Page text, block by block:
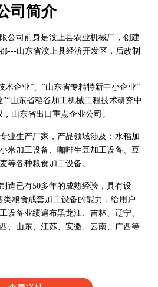
司简介
司前身是汶上县农业机械厂，创建
---山东省汶上县经济开发区，后改制
企业”、“山东省专精特新中小企业”
”“山东省稻谷加工机械工程技术研究中
山东省出口重点企业公司。
生产厂家，产品领域涉及：水稻加
米加工设备、咖啡生豆加工设备、豆
等各种粮食加工设备。
造已有50多年的成熟经验，具有设
类粮食成套加工设备的能力，给用户
设备业绩遍布黑龙江、吉林、辽宁、
、山东、江苏、安徽、云南、广西等